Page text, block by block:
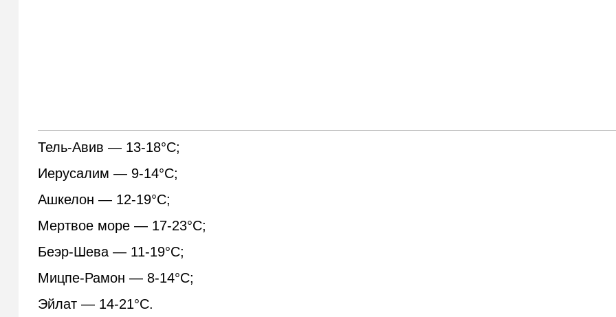
Тель-Авив — 13-18°С;
Иерусалим — 9-14°С;
Ашкелон — 12-19°С;
Мертвое море — 17-23°С;
Беэр-Шева — 11-19°С;
Мицпе-Рамон — 8-14°С;
Эйлат — 14-21°С.